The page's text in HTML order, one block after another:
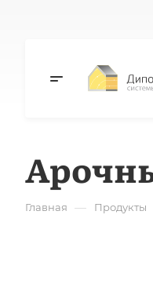
Главная — Продукты